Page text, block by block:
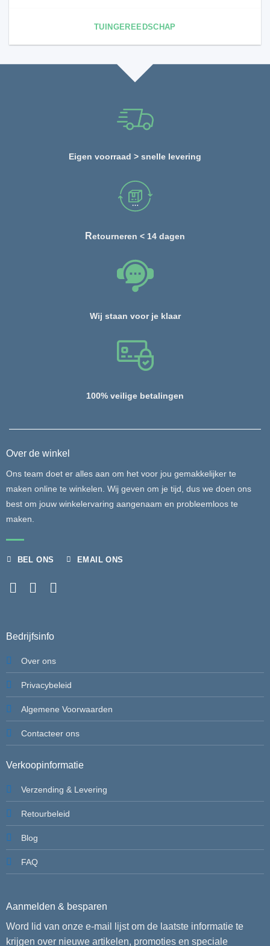
TUINGEREEDSCHAP
Eigen voorraad > snelle levering
Retourneren < 14 dagen
Wij staan voor je klaar
100% veilige betalingen
Over de winkel
Ons team doet er alles aan om het voor jou gemakkelijker te
maken online te winkelen. Wij geven om je tijd, dus we doen ons
best om jouw winkelervaring aangenaam en probleemloos te
maken.
BEL ONS EMAIL ONS
Bedrijfsinfo
Over ons
Privacybeleid
Algemene Voorwaarden
Contacteer ons
Verkoopinformatie
Verzending & Levering
Retourbeleid
Blog
FAQ
Aanmelden & besparen
Word lid van onze e-mail lijst om de laatste informatie te
krijgen over nieuwe artikelen, promoties en speciale